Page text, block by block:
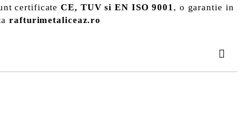
certificateCE, TUV si EN ISO 9001 , o garantie in
rafturimetaliceaz.ro